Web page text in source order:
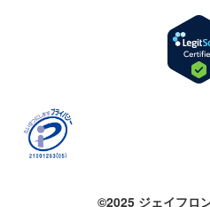
©2025 ジェイフロ